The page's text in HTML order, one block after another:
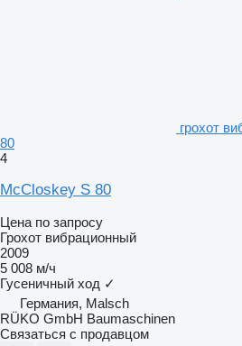
грохот
80
4
McCloskey S 80
Цена по запросу
Грохот вибрационный
2009
5 008 м/ч
Гусеничный ход ✓
Германия, Malsch
RÜKO GmbH Baumaschinen
Связаться с продавцом